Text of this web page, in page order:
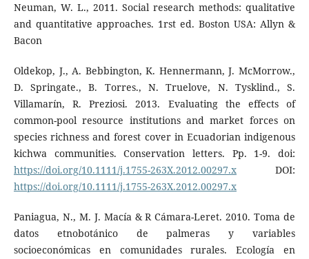
Neuman, W. L., 2011. Social research methods: qualitative
and quantitative approaches. 1rst ed. Boston USA: Allyn &
Bacon
Oldekop, J., A. Bebbington, K. Hennermann, J. McMorrow.,
D. Springate., B. Torres., N. Truelove, N. Tysklind., S.
Villamarín, R. Preziosi. 2013. Evaluating the effects of
common-pool resource institutions and market forces on
species richness and forest cover in Ecuadorian indigenous
kichwa communities. Conservation letters. Pp. 1-9. doi:
https://doi.org/10.1111/j.1755-263X.2012.00297.xDOI:
https://doi.org/10.1111/j.1755-263X.2012.00297.x
Paniagua, N., M. J. Macía & R Cámara-Leret. 2010. Toma de
datos etnobotánico de palmeras y variables
socioeconómicas en comunidades rurales. Ecología en